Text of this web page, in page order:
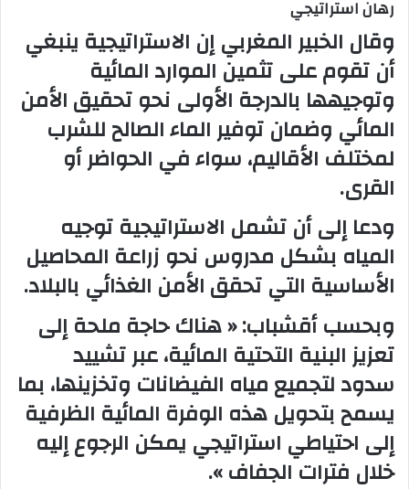
رهان استراتيجي
وقال الخبير المغربي إن الاستراتيجية ينبغي
أن تقوم على تثمين الموارد المائية
وتوجيهها بالدرجة الأولى نحو تحقيق الأمن
المائي وضمان توفير الماء الصالح للشرب
لمختلف الأقاليم، سواء في الحواضر أو
القرى.
ودعا إلى أن تشمل الاستراتيجية توجيه
المياه بشكل مدروس نحو زراعة المحاصيل
الأساسية التي تحقق الأمن الغذائي بالبلاد.
وبحسب أقشباب: « هناك حاجة ملحة إلى
تعزيز البنية التحتية المائية، عبر تشييد
سدود لتجميع مياه الفيضانات وتخزينها، بما
يسمح بتحويل هذه الوفرة المائية الظرفية
إلى احتياطي استراتيجي يمكن الرجوع إليه
خلال فترات الجفاف ».